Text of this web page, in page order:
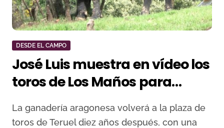
DESDE EL CAMPO
José Luis muestra en vídeo los
toros de Los Maños para
Teruel: “Vamos con el deseo
de honrar el nombre de Víctor
La ganadería aragonesa volverá a la plaza de
toros de Teruel diez años después, con una